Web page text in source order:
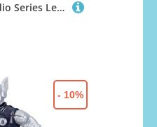
Transformers Studio Series Leader-Klasse Transformers: Die dunkle Seite des Mondes Shockwave Action-Figur
- 10%